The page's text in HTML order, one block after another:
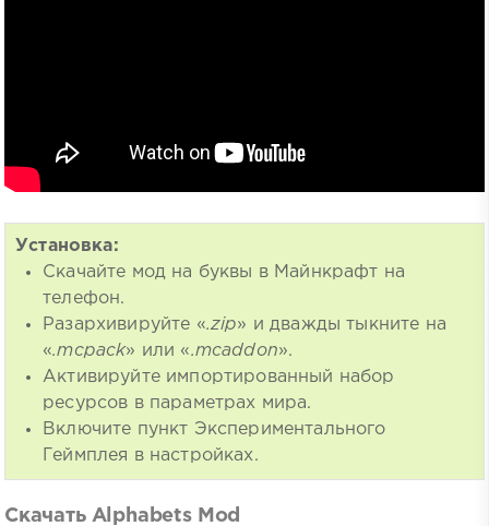
Установка:
Скачайте мод на буквы в Майнкрафт на
телефон.
Разархивируйте «.zip» и дважды тыкните на
«.mcpack» или «.mcaddon».
Активируйте импортированный набор
ресурсов в параметрах мира.
Включите пункт Экспериментального
Геймплея в настройках.
Скачать Alphabets Mod